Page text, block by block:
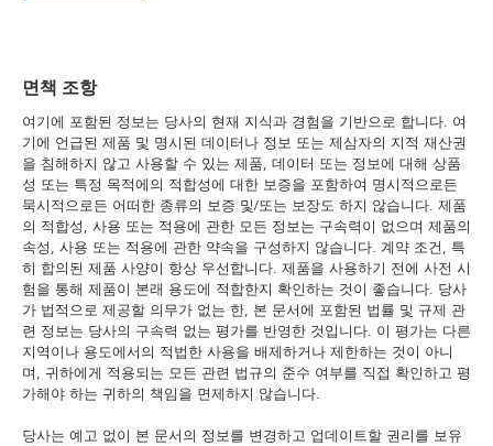
면책 조항
여기에 포함된 정보는 당사의 현재 지식과 경험을 기반으로 합니다. 여
기에 언급된 제품 및 명시된 데이터나 정보 또는 제삼자의 지적 재산권
을 침해하지 않고 사용할 수 있는 제품, 데이터 또는 정보에 대해 상품
성 또는 특정 목적에의 적합성에 대한 보증을 포함하여 명시적으로든
묵시적으로든 어떠한 종류의 보증 및/또는 보장도 하지 않습니다. 제품
의 적합성, 사용 또는 적용에 관한 모든 정보는 구속력이 없으며 제품의
속성, 사용 또는 적용에 관한 약속을 구성하지 않습니다. 계약 조건, 특
히 합의된 제품 사양이 항상 우선합니다. 제품을 사용하기 전에 사전 시
험을 통해 제품이 본래 용도에 적합한지 확인하는 것이 좋습니다. 당사
가 법적으로 제공할 의무가 없는 한, 본 문서에 포함된 법률 및 규제 관
련 정보는 당사의 구속력 없는 평가를 반영한 것입니다. 이 평가는 다른
지역이나 용도에서의 적법한 사용을 배제하거나 제한하는 것이 아니
며, 귀하에게 적용되는 모든 관련 법규의 준수 여부를 직접 확인하고 평
가해야 하는 귀하의 책임을 면제하지 않습니다.
당사는 예고 없이 본 문서의 정보를 변경하고 업데이트할 권리를 보유